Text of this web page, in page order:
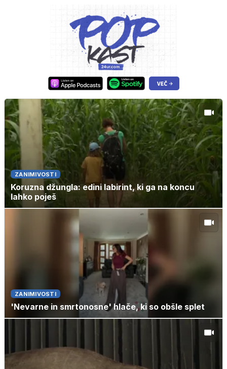
ZANIMIVOSTI
Koruzna džungla: edini labirint, ki ga na koncu
lahko poješ
ZANIMIVOSTI
'Nevarne in smrtonosne' hlače, ki so obšle splet